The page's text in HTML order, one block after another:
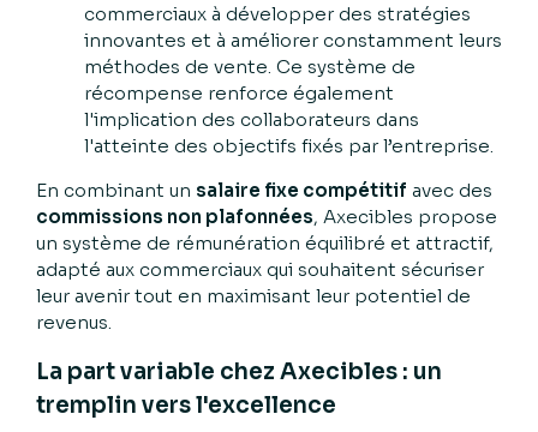
commerciaux à développer des stratégies
innovantes et à améliorer constamment leurs
méthodes de vente. Ce système de
récompense renforce également
l'implication des collaborateurs dans
l'atteinte des objectifs fixés par l’entreprise.
En combinant un salaire fixe compétitif avec des
commissions non plafonnées, Axecibles propose
un système de rémunération équilibré et attractif,
adapté aux commerciaux qui souhaitent sécuriser
leur avenir tout en maximisant leur potentiel de
revenus.
La part variable chez Axecibles : un
tremplin vers l'excellence